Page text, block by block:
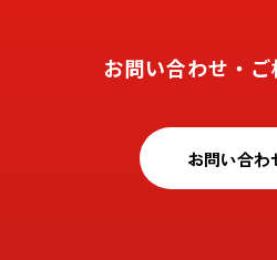
お問い合わせ・ご
お問い合わ